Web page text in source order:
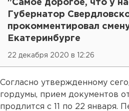
"Самое дорогое, что у
Губернатор
прокомментировал
Екатеринбурге
22 декабря 2020 в 12:26
Согласно утвержденному
гордумы, прием документов
продлится с 11 по 22 января.